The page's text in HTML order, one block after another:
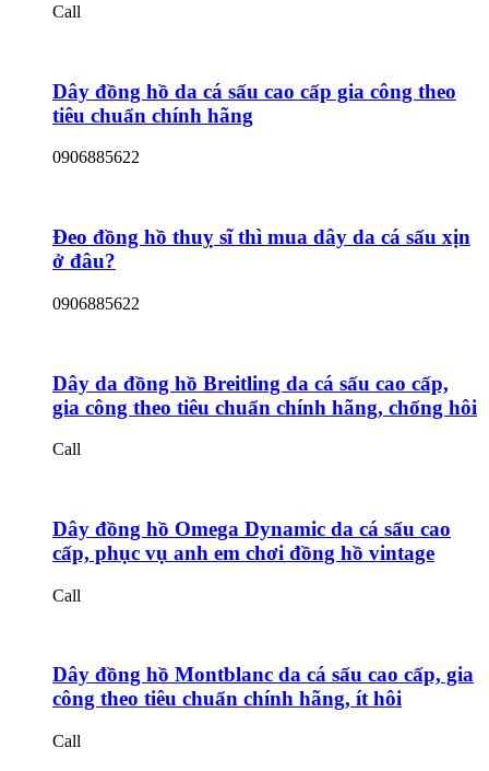
Call
Dây đồng hồ da cá sấu cao cấp gia công theo
tiêu chuẩn chính hãng
0906885622
Đeo đồng hồ thuỵ sĩ thì mua dây da cá sấu xịn
ở đâu?
0906885622
Dây da đồng hồ Breitling da cá sấu cao cấp,
gia công theo tiêu chuẩn chính hãng, chống hôi
Call
Dây đồng hồ Omega Dynamic da cá sấu cao
cấp, phục vụ anh em chơi đồng hồ vintage
Call
Dây đồng hồ Montblanc da cá sấu cao cấp, gia
công theo tiêu chuẩn chính hãng, ít hôi
Call